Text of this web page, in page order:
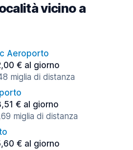
vicino a
Aeroporto
€ al giorno
miglia di distanza
€ al giorno
miglia di distanza
€ al giorno